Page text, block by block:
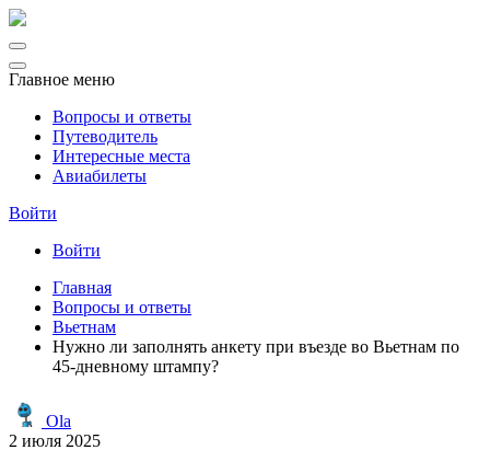
Главное меню
Вопросы и ответы
Путеводитель
Интересные места
Авиабилеты
Войти
Войти
Главная
Вопросы и ответы
Вьетнам
Нужно ли заполнять анкету при въезде во Вьетнам по
45-дневному штампу?
Ola
2 июля 2025